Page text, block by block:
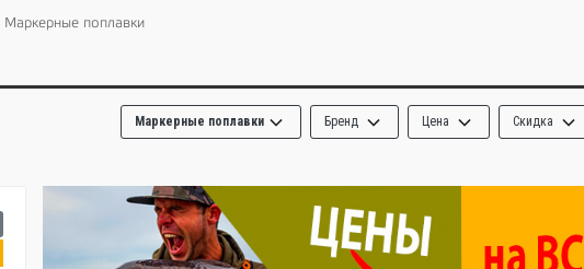
Маркерные поплавки
Маркерные поплавки Бренд Цена Скидка